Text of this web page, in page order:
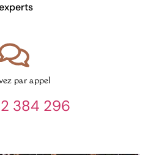
par appel
384 296